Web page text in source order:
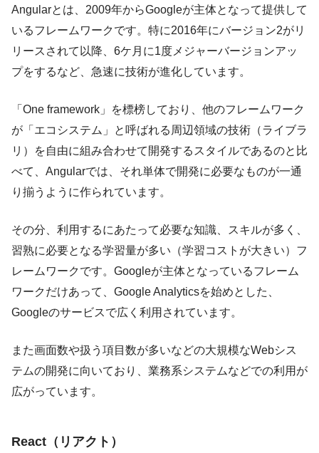
Angularとは、2009年からGoogleが主体となって提供して
いるフレームワークです。特に2016年にバージョン2がリ
リースされて以降、6ケ月に1度メジャーバージョンアッ
プをするなど、急速に技術が進化しています。
「One framework」を標榜しており、他のフレームワーク
が「エコシステム」と呼ばれる周辺領域の技術（ライブラ
リ）を自由に組み合わせて開発するスタイルであるのと比
べて、Angularでは、それ単体で開発に必要なものが一通
り揃うように作られています。
その分、利用するにあたって必要な知識、スキルが多く、
習熟に必要となる学習量が多い（学習コストが大きい）フ
レームワークです。Googleが主体となっているフレーム
ワークだけあって、Google Analyticsを始めとした、
Googleのサービスで広く利用されています。
また画面数や扱う項目数が多いなどの大規模なWebシス
テムの開発に向いており、業務系システムなどでの利用が
広がっています。
React（リアクト）